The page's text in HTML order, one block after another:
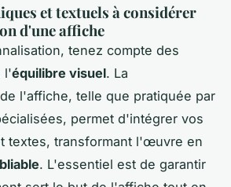
et textuels à considérer
d'une affiche
tenez compte des
l'équilibre visuel. La
l'affiche, telle que pratiquée par
permet d'intégrer vos
textes, transformant l'œuvre en
. L'essentiel est de garantir